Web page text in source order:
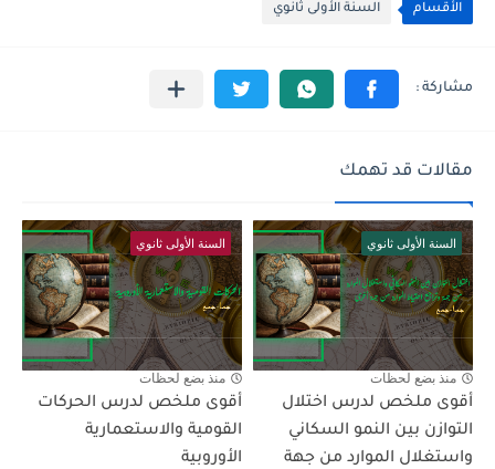
الأقسام السنة الأولى ثانوي
مقالات قد تهمك
السنة الأولى ثانوي
منذ بضع لحظات
أقوى ملخص لدرس اختلال
التوازن بين النمو السكاني
واستغلال الموارد من جهة
السنة الأولى ثانوي
منذ بضع لحظات
أقوى ملخص لدرس الحركات
القومية والاستعمارية
الأوروبية